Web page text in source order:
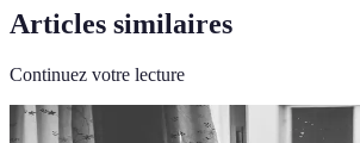
Articles similaires
Continuez votre lecture